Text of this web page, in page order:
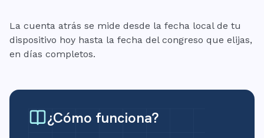
La cuenta atrás se mide desde la fecha local de tu
dispositivo hoy hasta la fecha del congreso que elijas,
en días completos.
¿Cómo funciona?